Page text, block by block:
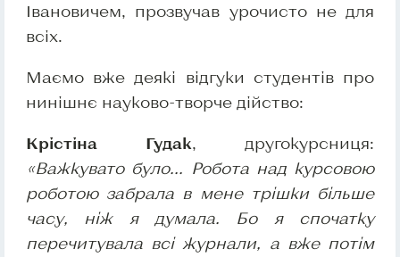
Івановичем, прозвучав урочисто не для
всіх.
Маємо вже деякі відгуки студентів про
нинішнє науково-творче дійство:
Крістіна Гудак, другокурсниця:
«Важкувато було... Робота над курсовою
роботою забрала в мене трішки більше
часу, ніж я думала. Бо я спочатку
перечитувала всі журнали, а вже потім